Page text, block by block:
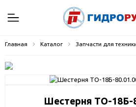
Главная Каталог Запчасти для
Шестерня ТО-18Б-